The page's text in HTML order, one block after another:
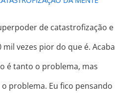
de catastrofização e
vezes pior do que é. Acaba
é tanto o problema, mas
problema. Eu fico pensando